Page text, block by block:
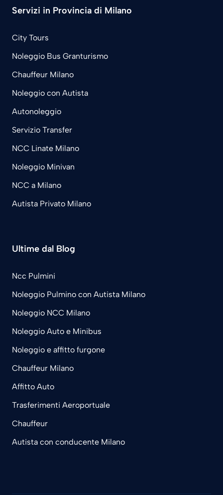
Servizi in Provincia di Milano
City Tours
Noleggio Bus Granturismo
Chauffeur Milano
Noleggio con Autista
Autonoleggio
Servizio Transfer
NCC Linate Milano
Noleggio Minivan
NCC a Milano
Autista Privato Milano
Ultime dal Blog
Ncc Pulmini
Noleggio Pulmino con Autista Milano
Noleggio NCC Milano
Noleggio Auto e Minibus
Noleggio e affitto furgone
Chauffeur Milano
Affitto Auto
Trasferimenti Aeroportuale
Chauffeur
Autista con conducente Milano